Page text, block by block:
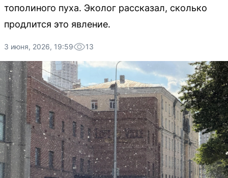
тополиного пуха. Эколог рассказал, сколько
продлится это явление.
3 июня, 2026, 19:59 13